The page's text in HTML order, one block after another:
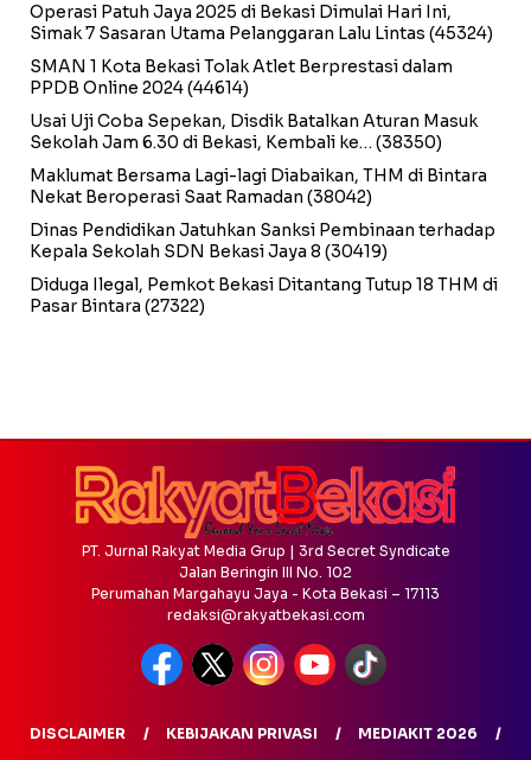
Operasi Patuh Jaya 2025 di Bekasi Dimulai Hari Ini,
Simak 7 Sasaran Utama Pelanggaran Lalu Lintas (45324)
SMAN 1 Kota Bekasi Tolak Atlet Berprestasi dalam
PPDB Online 2024(44614)
Usai Uji Coba Sepekan, Disdik Batalkan Aturan Masuk
Sekolah Jam 6.30 di Bekasi, Kembali ke… (38350)
Maklumat Bersama Lagi-lagi Diabaikan, THM di Bintara
Nekat Beroperasi Saat Ramadan (38042)
Dinas Pendidikan Jatuhkan Sanksi Pembinaan terhadap
Kepala Sekolah SDN Bekasi Jaya 8 (30419)
Diduga Ilegal, Pemkot Bekasi Ditantang Tutup 18 THM di
Pasar Bintara (27322)
PT. Jurnal Rakyat Media Grup | 3rd Secret Syndicate
Jalan Beringin III No. 102
Perumahan Margahayu Jaya - Kota Bekasi – 17113
redaksi@rakyatbekasi.com
DISCLAIMER KEBIJAKAN PRIVASI
MEDIAKIT 2026